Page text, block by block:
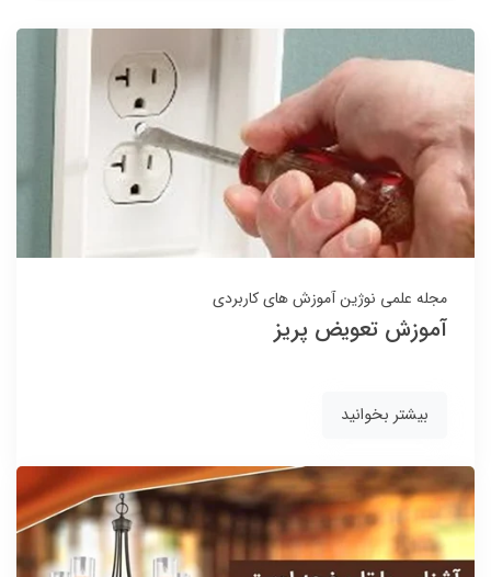
مجله علمی نوژینآموزش های کاربردی
آموزش تعویض پریز
بیشتر بخوانید